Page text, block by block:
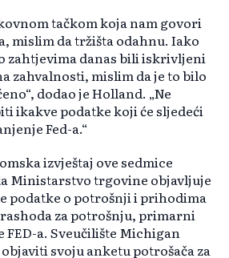
tačkom koja nam govori
mislim da tržišta odahnu. Iako
zahtjevima danas bili iskrivljeni
zahvalnosti, mislim da je to bilo
dodao je Holland. „Ne
ikakve podatke koji će sljedeći
Fed-a.“
izvještaj ove sedmice
Ministarstvo trgovine objavljuje
podatke o potrošnji i prihodima
za potrošnju, primarni
a. Sveučilište Michigan
svoju anketu potrošača za